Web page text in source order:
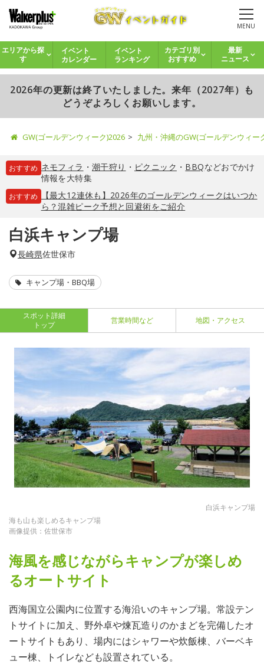
MENU
エリアから探
す
イベント
カレンダー
イベント
ランキング
カテゴリ別
おすすめ
最新
ニュース
2026年の更新は終了いたしました。来年（2027年）も
どうぞよろしくお願いします。
GW(ゴールデンウィーク)2026 九州・沖縄のGW(ゴールデンウィ
おすすめ ネモフィラ ・ 潮干狩り ・ ピクニック ・ BBQなどおでかけ
情報を大特集
おすすめ
【最大12連休も】2026年のゴールデンウィークはいつか
ら？混雑ピーク予想と回避術をご紹介
白浜キャンプ場
長崎県佐世保市
キャンプ場・BBQ場
スポット詳細
トップ
営業時間など 地図・アクセス
白浜キャンプ場
海も山も楽しめるキャンプ場
画像提供：佐世保市
海風を感じながらキャンプが楽しめ
るオートサイト
西海国立公園内に位置する海沿いのキャンプ場。常設テン
トサイトに加え、野外卓や煉瓦造りのかまどを完備したオ
ートサイトもあり、場内にはシャワーや炊飯棟、バーベキ
ュー棟、トイレなども設置されている。